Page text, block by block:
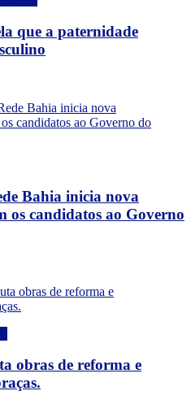
que a paternidade
Bahia inicia nova
os candidatos ao Governo
obras de reforma e